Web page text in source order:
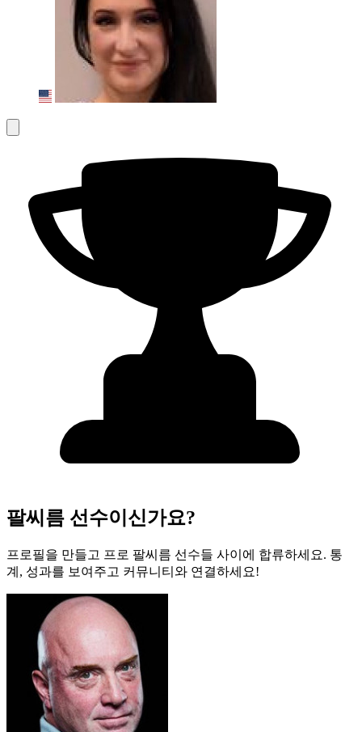
팔씨름 선수이신가요?
프로필을 만들고 프로 팔씨름 선수들 사이에 합류하세요. 통
계, 성과를 보여주고 커뮤니티와 연결하세요!